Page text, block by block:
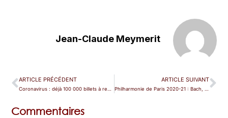
Jean-Claude Meymerit
ARTICLE PRÉCÉDENT ARTICLE SUIVANT
Commentaires